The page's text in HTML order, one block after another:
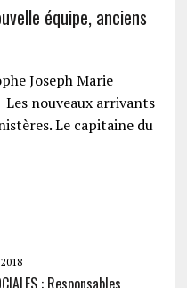
équipe, anciens
Joseph Marie
nouveaux arrivants
Le capitaine du
: Responsables